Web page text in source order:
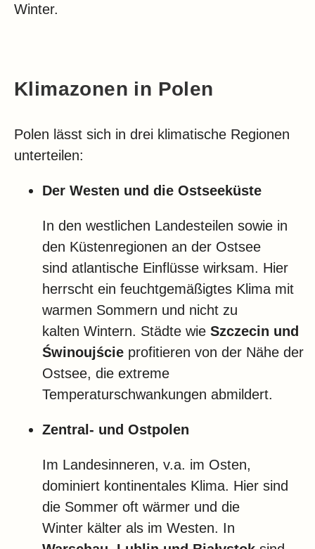
Winter.
Klimazonen in Polen
Polen lässt sich in drei klimatische Regionen
unterteilen:
Der Westen und die Ostseeküste
In den westlichen Landesteilen sowie in
den Küstenregionen an der Ostsee
sind atlantische Einflüsse wirksam. Hier
herrscht ein feuchtgemäßigtes Klima mit
warmen Sommern und nicht zu
kalten Wintern. Städte wie Szczecin und
Świnoujście profitieren von der Nähe der
Ostsee, die extreme
Temperaturschwankungen abmildert.
Zentral- und Ostpolen
Im Landesinneren, v.a. im Osten,
dominiert kontinentales Klima. Hier sind
die Sommer oft wärmer und die
Winter kälter als im Westen. In